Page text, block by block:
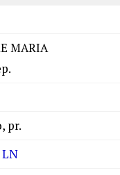
MARIA
pr.
LN